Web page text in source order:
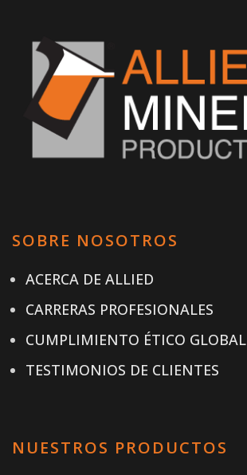
SOBRE NOSOTROS
ACERCA DE ALLIED
CARRERAS PROFESIONALES
CUMPLIMIENTO ÉTICO GLOBAL
TESTIMONIOS DE CLIENTES
NUESTROS PRODUCTOS